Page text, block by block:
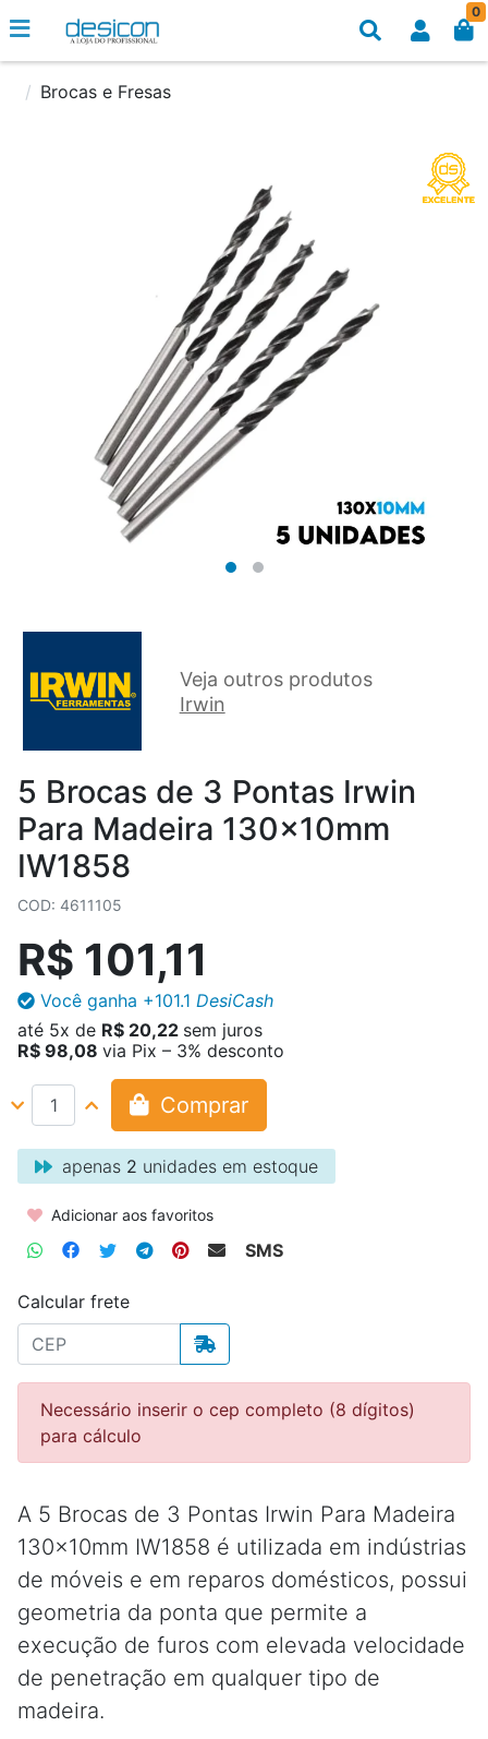
0
Brocas e Fresas
Veja outros produtos
Irwin
5 Brocas de 3 Pontas Irwin
Para Madeira 130x10mm
IW1858
COD: 4611105
R$ 101,11
Você ganha +101.1 DesiCash
até 5x de R$ 20,22 sem juros
R$ 98,08 via Pix – 3% desconto
Comprar
apenas 2 unidades em estoque
Adicionar aos favoritos
SMS
Calcular frete
Necessário inserir o cep completo (8 dígitos)
para cálculo
A 5 Brocas de 3 Pontas Irwin Para Madeira
130x10mm IW1858 é utilizada em indústrias
de móveis e em reparos domésticos, possui
geometria da ponta que permite a
execução de furos com elevada velocidade
de penetração em qualquer tipo de
madeira.